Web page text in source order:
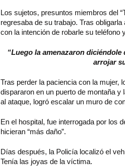
Los sujetos, presuntos miembros del
regresaba de su trabajo. Tras
con la intención de robarle su
“Luego la amenazaron
arrojar
Tras perder la paciencia con la mujer,
dispararon en un puerto de montaña
al ataque, logró escalar un muro de
En el hospital, fue interrogada por los
hicieran “más daño”.
Días después, la Policía localizó el
Tenía las joyas de la víctima.